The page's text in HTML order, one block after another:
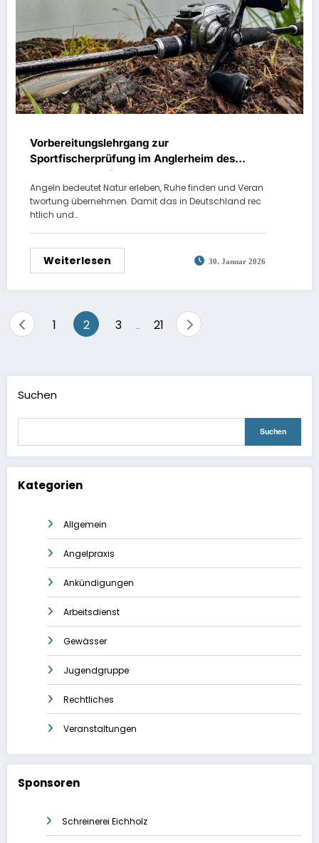
Vorbereitungslehrgang zur
Sportfischerprüfung im Anglerheim des
Angelsportvereins Eschwege e.V.
Angeln bedeutet Natur erleben, Ruhe finden und Veran
twortung übernehmen. Damit das in Deutschland rec
htlich und…
Weiterlesen 30. Januar 2026
Seitennummerierung
1 2 3 … 21
Suchen
Suchen
Kategorien
Allgemein
Angelpraxis
Ankündigungen
Arbeitsdienst
Gewässer
Jugendgruppe
Rechtliches
Veranstaltungen
Sponsoren
Schreinerei Eichholz